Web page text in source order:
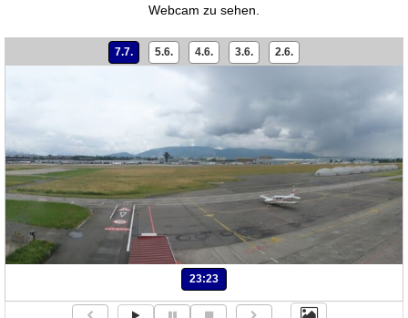
Webcam zu sehen.
7.7. 5.6. 4.6. 3.6. 2.6.
23:23